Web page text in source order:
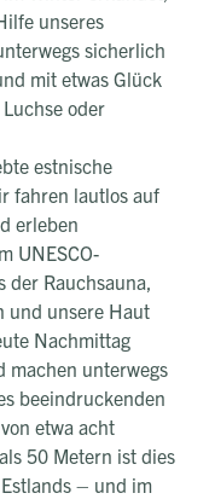
unseres
sicherlich
mit etwas Glück
oder
estnische
fahren lautlos auf
erleben
UNESCO-
der Rauchsauna,
und unsere Haut
Nachmittag
machen unterwegs
beeindruckenden
etwa acht
50 Metern ist dies
– und im